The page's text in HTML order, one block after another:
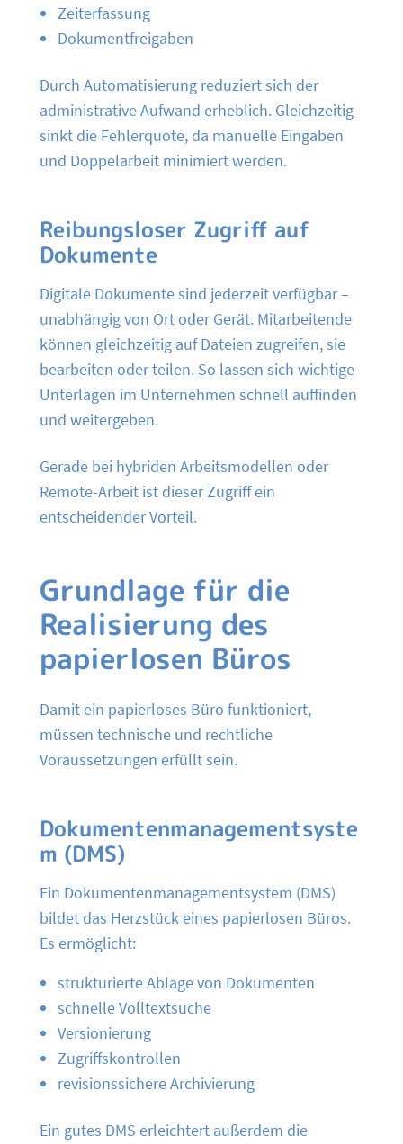
Zeiterfassung
Dokumentfreigaben
Durch Automatisierung reduziert sich der
administrative Aufwand erheblich. Gleichzeitig
sinkt die Fehlerquote, da manuelle Eingaben
und Doppelarbeit minimiert werden.
Reibungsloser Zugriff auf
Dokumente
Digitale Dokumente sind jederzeit verfügbar –
unabhängig von Ort oder Gerät. Mitarbeitende
können gleichzeitig auf Dateien zugreifen, sie
bearbeiten oder teilen. So lassen sich wichtige
Unterlagen im Unternehmen schnell auffinden
und weitergeben.
Gerade bei hybriden Arbeitsmodellen oder
Remote-Arbeit ist dieser Zugriff ein
entscheidender Vorteil.
Grundlage für die
Realisierung des
papierlosen Büros
Damit ein papierloses Büro funktioniert,
müssen technische und rechtliche
Voraussetzungen erfüllt sein.
Dokumentenmanagementsyste
m (DMS)
Ein Dokumentenmanagementsystem (DMS)
bildet das Herzstück eines papierlosen Büros.
Es ermöglicht:
strukturierte Ablage von Dokumenten
schnelle Volltextsuche
Versionierung
Zugriffskontrollen
revisionssichere Archivierung
Ein gutes DMS erleichtert außerdem die